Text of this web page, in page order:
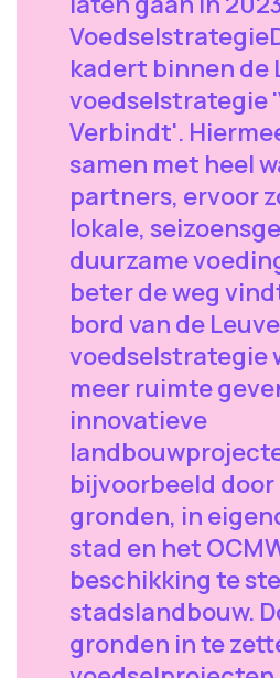
Voedselstrategie
kadert binnen de
voedselstrategie
Verbindt'.
samen met heel
partners, ervoor
lokale,
duurzame
beter de weg
bord van de
voedselstrategie
meer ruimte
innovatieve
bijvoorbeeld
gronden, in
stad en het
beschikking te
stadslandbouw.
gronden in te